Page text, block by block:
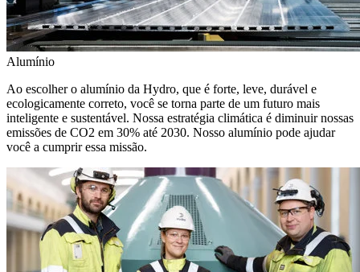
Alumínio
Ao escolher o alumínio da Hydro, que é forte, leve, durável e
ecologicamente correto, você se torna parte de um futuro mais
inteligente e sustentável. Nossa estratégia climática é diminuir nossas
emissões de CO2 em 30% até 2030. Nosso alumínio pode ajudar
você a cumprir essa missão.